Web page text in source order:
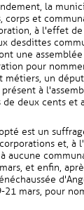
la
corps et
à l'effet
desdittes
une
pour
métiers, un
à
de deux cents et
est un
et, à
aucune
et enfin,
21 mars, pour